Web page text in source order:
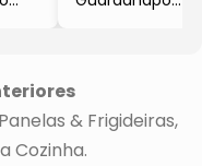
& Frigideiras
Cozinha